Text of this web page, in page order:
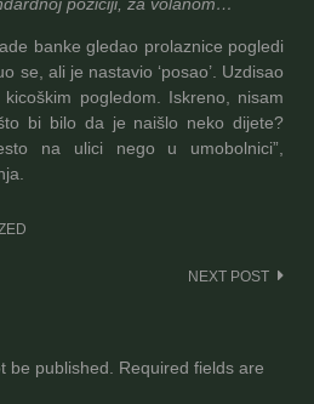
banke gledao prolaznice pogledi
se, ali je nastavio ‘posao’. Uzdisao
pogledom. Iskreno, nisam
bi bilo da je naišlo neko dijete?
na ulici nego u umobolnici”,
NEXT POST
be published.
Required fields are